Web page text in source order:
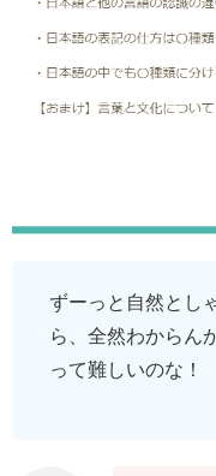
ずーっと自然とし
ら、全然わからん
って難しいのな！